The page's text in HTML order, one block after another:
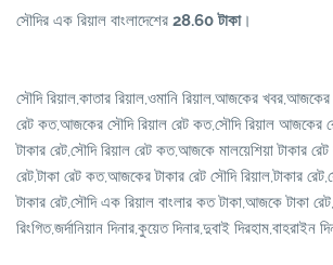
সৌদির এক রিয়াল বাংলাদেশের 28.60 টাকা।
সৌদি রিয়াল,কাতার রিয়াল,ওমানি রিয়াল,আজকের
রেট কত,আজকের সৌদি রিয়াল রেট কত,সৌদি রিয়াল আজকের
টাকার রেট,সৌদি রিয়াল রেট কত,আজকে মালয়েশিয়া টাকার
রেট,টাকা রেট কত,আজকের টাকার রেট সৌদি রিয়াল,টাকার
টাকার রেট,সৌদি এক রিয়াল বাংলার কত টাকা,আজকে টাকা
রিংগিত,জর্দানিয়ান দিনার,কুয়েত দিনার,দুবাই দিরহাম,বাহরাইন